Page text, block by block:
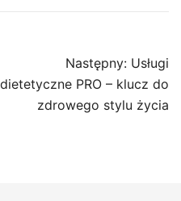
Następny: Usługi
dietetyczne PRO – klucz do
zdrowego stylu życia